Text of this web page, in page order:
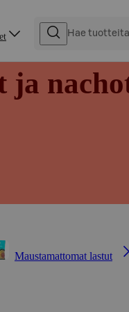
ja
Maustamattomat lastut